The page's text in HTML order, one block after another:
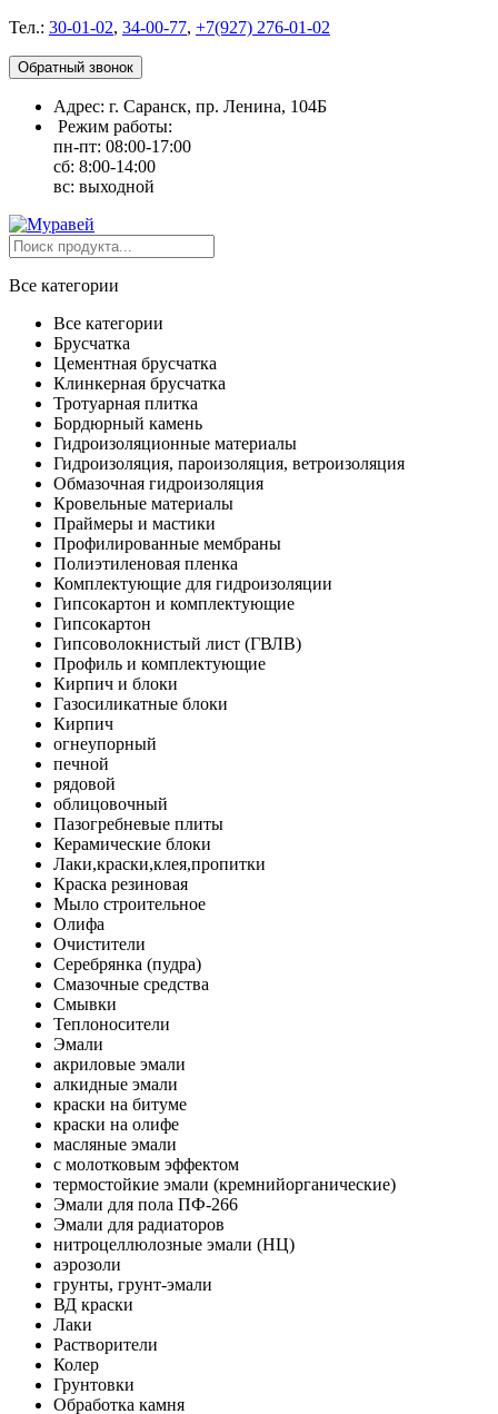
Тел.: 30-01-02, 34-00-77, +7(927) 276-01-02
Обратный звонок
Адрес: г. Саранск, пр. Ленина, 104Б
Режим работы:
пн-пт: 08:00-17:00
сб: 8:00-14:00
вс: выходной
Все категории
Все категории
Брусчатка
Цементная брусчатка
Клинкерная брусчатка
Тротуарная плитка
Бордюрный камень
Гидроизоляционные материалы
Гидроизоляция, пароизоляция, ветроизоляция
Обмазочная гидроизоляция
Кровельные материалы
Праймеры и мастики
Профилированные мембраны
Полиэтиленовая пленка
Комплектующие для гидроизоляции
Гипсокартон и комплектующие
Гипсокартон
Гипсоволокнистый лист (ГВЛВ)
Профиль и комплектующие
Кирпич и блоки
Газосиликатные блоки
Кирпич
огнеупорный
печной
рядовой
облицовочный
Пазогребневые плиты
Керамические блоки
Лаки,краски,клея,пропитки
Краска резиновая
Мыло строительное
Олифа
Очистители
Серебрянка (пудра)
Смазочные средства
Смывки
Теплоносители
Эмали
акриловые эмали
алкидные эмали
краски на битуме
краски на олифе
масляные эмали
с молотковым эффектом
термостойкие эмали (кремнийорганические)
Эмали для пола ПФ-266
Эмали для радиаторов
нитроцеллюлозные эмали (НЦ)
аэрозоли
грунты, грунт-эмали
ВД краски
Лаки
Растворители
Колер
Грунтовки
Обработка камня